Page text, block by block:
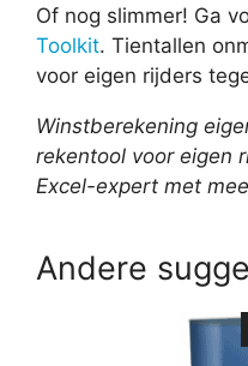
Of nog slimmer! Ga
Toolkit. Tientallen
voor eigen rijders
Winstberekening
rekentool voor eigen
Excel-expert met
Andere